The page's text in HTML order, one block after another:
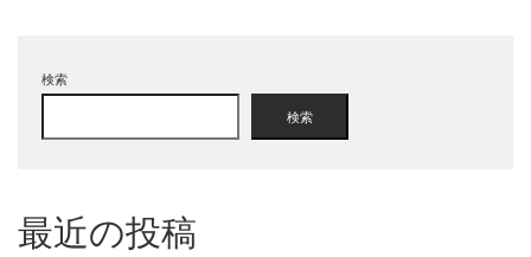
検索
検索
最近の投稿